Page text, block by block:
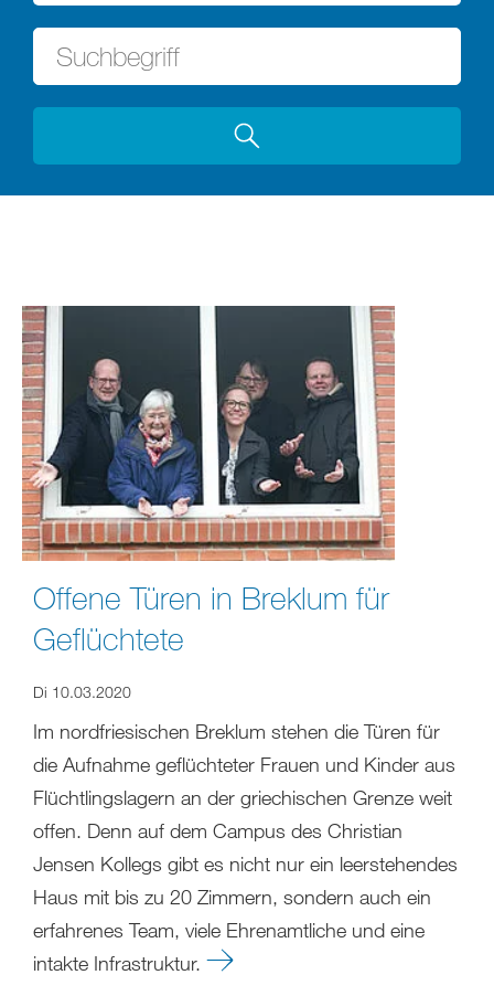
Offene Türen in Breklum für
Geflüchtete
Di 10.03.2020
Im nordfriesischen Breklum stehen die Türen für
die Aufnahme geflüchteter Frauen und Kinder aus
Flüchtlingslagern an der griechischen Grenze weit
offen. Denn auf dem Campus des Christian
Jensen Kollegs gibt es nicht nur ein leerstehendes
Haus mit bis zu 20 Zimmern, sondern auch ein
erfahrenes Team, viele Ehrenamtliche und eine
intakte Infrastruktur.